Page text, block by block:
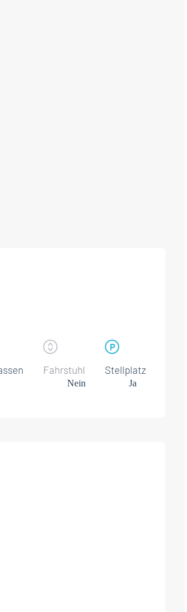
Fahrstuhl
Nein
Stellplatz
Ja